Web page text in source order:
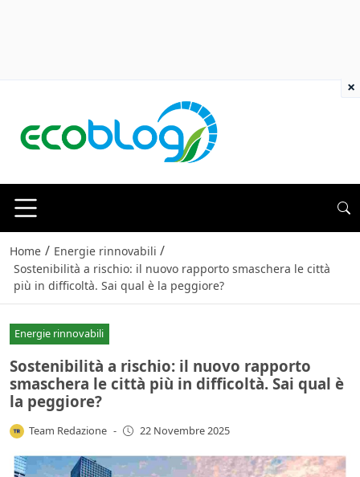
Home / Energie rinnovabili /
Sostenibilità a rischio: il nuovo rapporto smaschera le città
più in difficoltà. Sai qual è la peggiore?
Energie rinnovabili
Sostenibilità a rischio: il nuovo rapporto
smaschera le città più in difficoltà. Sai qual è
la peggiore?
Team Redazione - 22 Novembre 2025
×